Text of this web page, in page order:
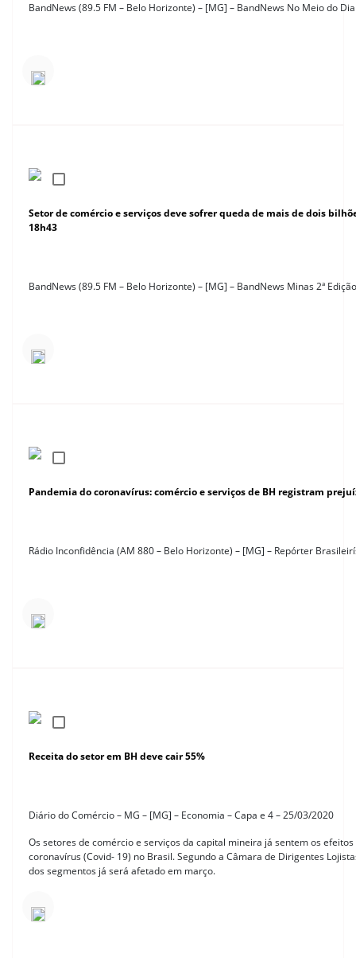
BandNews (89.5 FM – Belo Horizonte) – [MG] – BandNews No Meio do
Setor de comércio e serviços deve sofrer queda de mais de dois
18h43
BandNews (89.5 FM – Belo Horizonte) – [MG] – BandNews Minas 2ª
Pandemia do coronavírus: comércio e serviços de BH registram
Rádio Inconfidência (AM 880 – Belo Horizonte) – [MG] – Repórter
Receita do setor em BH deve cair 55%
Diário do Comércio – MG – [MG] – Economia – Capa e 4 – 25/03/2020
Os setores de comércio e serviços da capital mineira já sentem os
coronavírus (Covid- 19) no Brasil. Segundo a Câmara de Dirigentes
dos segmentos já será afetado em março.